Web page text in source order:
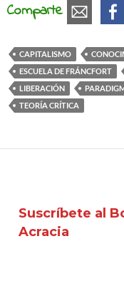
Comparte
CAPITALISMO
ESCUELA DE FRÁNCFORT
LIBERACIÓN
TEORÍA CRÍTICA
Suscríbete al
Acracia